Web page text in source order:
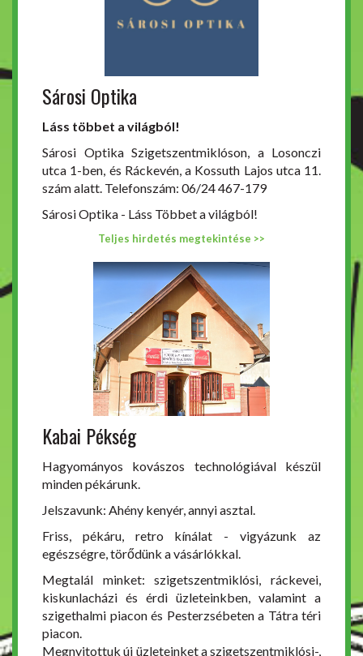
Sárosi Optika
Láss többet a világból!
Sárosi Optika Szigetszentmiklóson, a Losonczi
utca 1-ben, és Ráckevén, a Kossuth Lajos utca 11.
szám alatt. Telefonszám: 06/24 467-179
Sárosi Optika - Láss Többet a világból!
Teljes hirdetés megtekintése >>
Kabai Pékség
Hagyományos kovászos technológiával készül
minden pékárunk.
Jelszavunk: Ahény kenyér, annyi asztal.
Friss, pékáru, retro kínálat - vigyázunk az
egészségre, törődünk a vásárlókkal.
Megtalál minket: szigetszentmiklósi, ráckevei,
kiskunlacházi és érdi üzleteinkben, valamint a
szigethalmi piacon és Pesterzsébeten a Tátra téri
piacon.
Megnyitottuk új üzleteinket a szigetszentmiklósi-,